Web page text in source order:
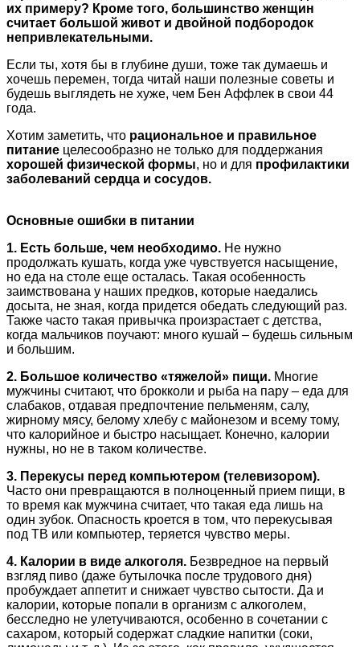
их примеру? Кроме того, большинство женщин
считает большой живот и двойной подбородок
непривлекательными.
Если ты, хотя бы в глубине души, тоже так думаешь и
хочешь перемен, тогда читай наши полезные советы и
будешь выглядеть не хуже, чем Бен Аффлек в свои 44
года.
Хотим заметить, что рациональное и правильное
питание целесообразно не только для поддержания
хорошей физической формы, но и для профилактики
заболеваний сердца и сосудов.
Основные ошибки в питании
1. Есть больше, чем необходимо. Не нужно
продолжать кушать, когда уже чувствуется насыщение,
но еда на столе еще осталась. Такая особенность
заимствована у наших предков, которые наедались
досыта, не зная, когда придется обедать следующий раз.
Также часто такая привычка произрастает с детства,
когда мальчиков поучают: много кушай – будешь сильным
и большим.
2. Большое количество «тяжелой» пищи. Многие
мужчины считают, что брокколи и рыба на пару – еда для
слабаков, отдавая предпочтение пельменям, салу,
жирному мясу, белому хлебу с майонезом и всему тому,
что калорийное и быстро насыщает. Конечно, калории
нужны, но не в таком количестве.
3. Перекусы перед компьютером (телевизором).
Часто они превращаются в полноценный прием пищи, в
то время как мужчина считает, что такая еда лишь на
один зубок. Опасность кроется в том, что перекусывая
под ТВ или компьютер, теряется чувство меры.
4. Калории в виде алкоголя. Безвредное на первый
взгляд пиво (даже бутылочка после трудового дня)
пробуждает аппетит и снижает чувство сытости. Да и
калории, которые попали в организм с алкоголем,
бесследно не улетучиваются, особенно в сочетании с
сахаром, который содержат сладкие напитки (соки,